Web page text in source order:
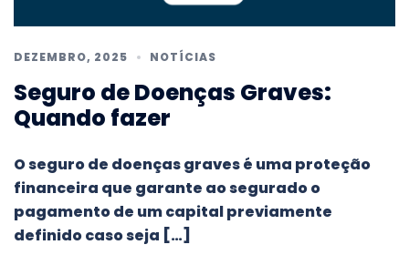
DEZEMBRO, 2025 NOTÍCIAS
Seguro de Doenças Graves:
Quando fazer
O seguro de doenças graves é uma proteção
financeira que garante ao segurado o
pagamento de um capital previamente
definido caso seja […]